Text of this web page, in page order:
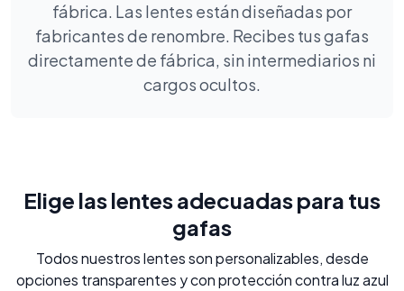
fábrica. Las lentes están diseñadas por
fabricantes de renombre. Recibes tus gafas
directamente de fábrica, sin intermediarios ni
cargos ocultos.
Elige las lentes adecuadas para tus
gafas
Todos nuestros lentes son personalizables, desde
opciones transparentes y con protección contra luz azul